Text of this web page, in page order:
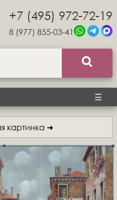
+7 (495) 972-72-19
8 (977) 855-03-41
☰
картинка ➜